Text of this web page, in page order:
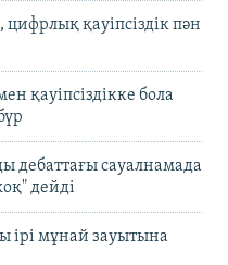
қауіпсіздік пән
қауіпсіздікке бола
дебаттағы сауалнамада
дейді
ірі мұнай зауытына